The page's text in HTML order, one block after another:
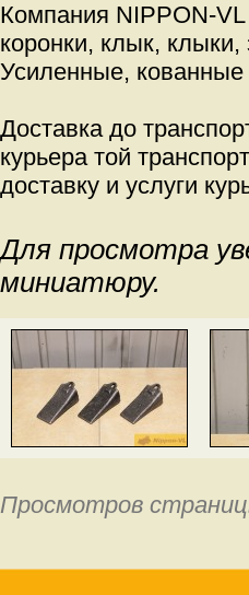
Компания NIPPON-VL
коронки, клык,
Усиленные, кованные
Доставка до
курьера той
доставку и услуги
Для просмотра
миниатюру.
Просмотров